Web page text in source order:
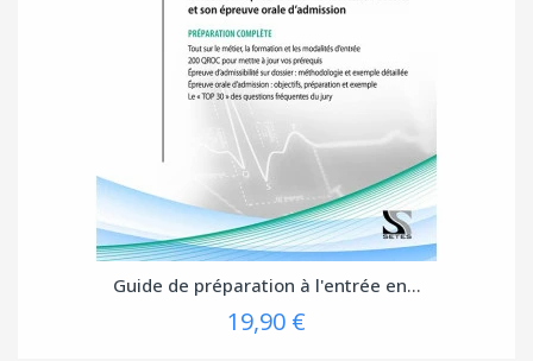
Guide de préparation à l'entrée en...
19,90 €